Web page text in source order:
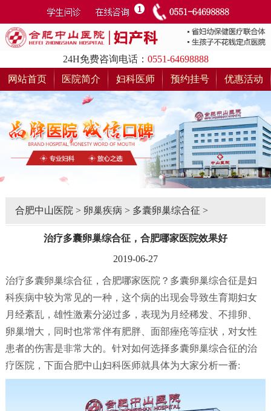
24H免费咨询电话： 0551-64698888
网站首页
医院简介 妇科医师 预约挂号 优惠活动
合肥中山医院 > 卵巢疾病 > 多囊卵巢综合征 >
治疗多囊卵巢综合征，合肥哪家医院效果好
2019-06-27
治疗多囊卵巢综合征，合肥哪家医院？多囊卵巢综合征是妇
科疾病中较为常见的一种，这个病的出现会导致生育期妇女
月经紊乱，雄性激素分泌过多，表现为月经稀发、不排卵、
卵巢增大，同时也常常伴有肥胖、面部痤疮等症状，对女性
患者的伤害是非常大的。针对如何选择多囊卵巢综合征的治
疗医院，下面合肥中山妇科医师就具体为大家分析一番: